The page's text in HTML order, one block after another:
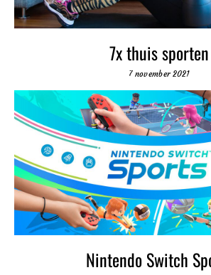
7x thuis sporten
7 november 2021
Nintendo Switch